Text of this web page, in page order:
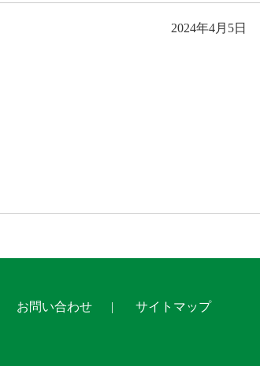
2024年4月5日
お問い合わせ サイトマップ